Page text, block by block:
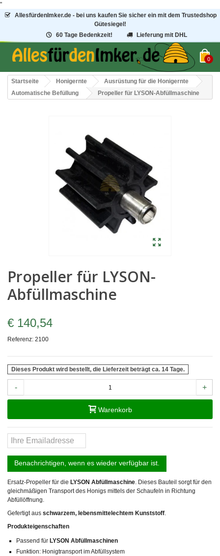
"
AllesfürdenImker.de - bei uns kaufen Sie sicher ein mit dem Trustedshop
Gütesiegel!
60 Tage Bedenkzeit!
Lieferung mit DHL
0
Startseite Honigernte
Ausrüstung für die Honigernte
Automatische Befüllung
Propeller für LYSON-Abfüllmaschine
Propeller für LYSON-
Abfüllmaschine
€ 140,54
Referenz: 2100
Dieses Produkt wird bestellt, die Lieferzeit beträgt ca. 14 Tage.
- +
Warenkorb
Benachrichtigen, wenn es wieder verfügbar ist.
Ersatz-Propeller für die LYSON Abfüllmaschine. Dieses Bauteil sorgt für den
gleichmäßigen Transport des Honigs mittels der Schaufeln in Richtung
Abfüllöffnung.
Gefertigt aus schwarzem, lebensmittelechtem Kunststoff.
Produkteigenschaften
Passend für LYSON Abfüllmaschinen
Funktion: Honigtransport im Abfüllsystem